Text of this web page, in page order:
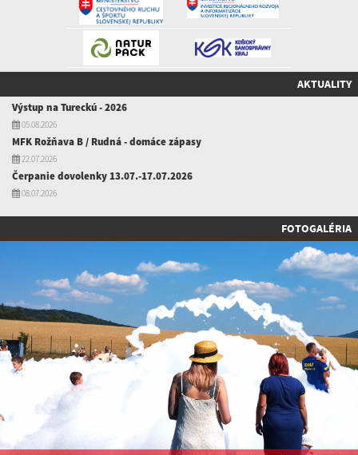
AKTUALITY
Výstup na Tureckú - 2026
05.08.2026
MFK Rožňava B / Rudná - domáce zápasy
22.07.2026
Čerpanie dovolenky 13.07.-17.07.2026
08.07.2026
FOTOGALÉRIA